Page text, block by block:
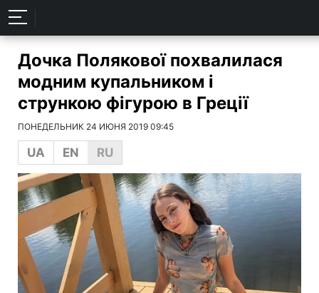
Дочка Полякової похвалилася
модним купальником і
стрункою фігурою в Греції
ПОНЕДЕЛЬНИК 24 ИЮНЯ 2019 09:45
UA EN RU